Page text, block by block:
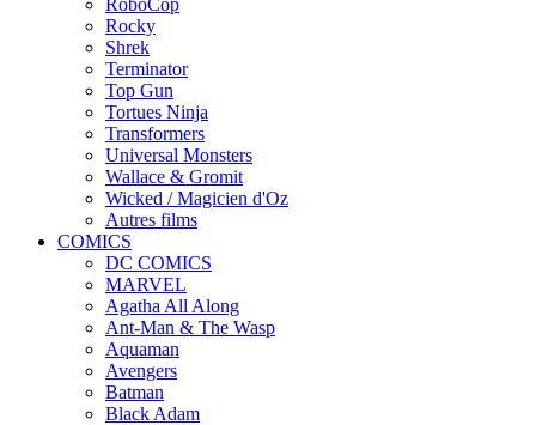
RoboCop
Rocky
Shrek
Terminator
Top Gun
Tortues Ninja
Transformers
Universal Monsters
Wallace & Gromit
Wicked / Magicien d'Oz
Autres films
COMICS
DC COMICS
MARVEL
Agatha All Along
Ant-Man & The Wasp
Aquaman
Avengers
Batman
Black Adam